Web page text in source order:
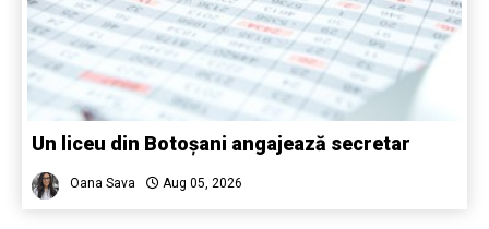
Un liceu din Botoșani angajează secretar
Oana Sava Aug 05, 2026